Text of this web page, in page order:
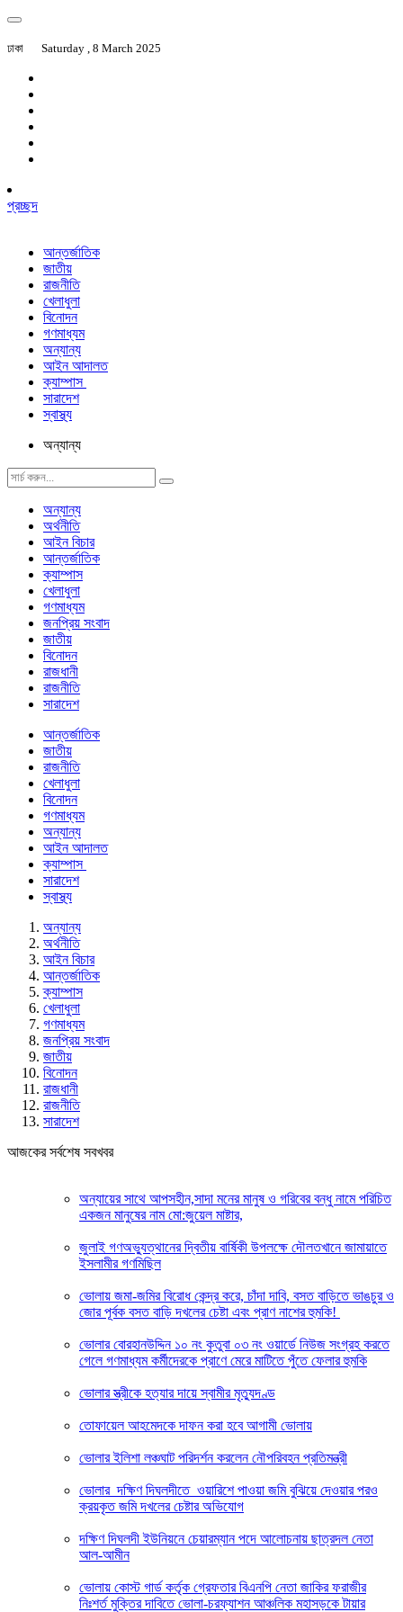
ঢাকা Saturday , 8 March 2025
প্রচ্ছদ
আন্তর্জাতিক
জাতীয়
রাজনীতি
খেলাধুলা
বিনোদন
গণমাধ্যম
অন্যান্য
আইন আদালত
ক্যাম্পাস
সারাদেশ
স্বাস্থ্য
অন্যান্য
অন্যান্য
অর্থনীতি
আইন বিচার
আন্তর্জাতিক
ক্যাম্পাস
খেলাধুলা
গণমাধ্যম
জনপ্রিয় সংবাদ
জাতীয়
বিনোদন
রাজধানী
রাজনীতি
সারাদেশ
আন্তর্জাতিক
জাতীয়
রাজনীতি
খেলাধুলা
বিনোদন
গণমাধ্যম
অন্যান্য
আইন আদালত
ক্যাম্পাস
সারাদেশ
স্বাস্থ্য
অন্যান্য
অর্থনীতি
আইন বিচার
আন্তর্জাতিক
ক্যাম্পাস
খেলাধুলা
গণমাধ্যম
জনপ্রিয় সংবাদ
জাতীয়
বিনোদন
রাজধানী
রাজনীতি
সারাদেশ
আজকের সর্বশেষ সবখবর
অন্যায়ের সাথে আপসহীন,সাদা মনের মানুষ ও গরিবের বন্ধু নামে পরিচিত
একজন মানুষের নাম মো:জুয়েল মাষ্টার,
জুলাই গণঅভ্যুত্থানের দ্বিতীয় বার্ষিকী উপলক্ষে দৌলতখানে জামায়াতে
ইসলামীর গণমিছিল
ভোলায় জমা-জমির বিরোধ কেন্দ্র করে, চাঁদা দাবি, বসত বাড়িতে ভাঙচুর ও
জোর পূর্বক বসত বাড়ি দখলের চেষ্টা এবং প্রাণ নাশের হুমকি! ‎
ভোলার বোরহানউদ্দিন ১০ নং কুতুবা ০৩ নং ওয়ার্ডে নিউজ সংগ্রহ করতে
গেলে গণমাধ্যম কর্মীদেরকে প্রাণে মেরে মাটিতে পুঁতে ফেলার হুমকি
ভোলার স্ত্রীকে হত্যার দায়ে স্বামীর মৃত্যুদণ্ড
তোফায়েল আহমেদকে দাফন করা হবে আগামী ভোলায়
ভোলার ইলিশা লঞ্চঘাট পরিদর্শন করলেন নৌপরিবহন প্রতিমন্ত্রী
ভোলার দক্ষিণ দিঘলদীতে ওয়ারিশে পাওয়া জমি বুঝিয়ে দেওয়ার পরও
ক্রয়কৃত জমি দখলের চেষ্টার অভিযোগ
দক্ষিণ দিঘলদী ইউনিয়নে চেয়ারম্যান পদে আলোচনায় ছাত্রদল নেতা
আল-আমীন
ভোলায় কোস্ট গার্ড কর্তৃক গ্রেফতার বিএনপি নেতা জাকির ফরাজীর
নিঃশর্ত মুক্তির দাবিতে ভোলা-চরফ্যাশন আঞ্চলিক মহাসড়কে টায়ার